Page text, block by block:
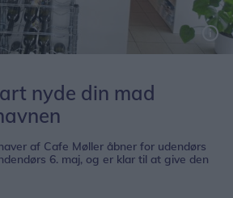
nyde din mad
af Cafe Møller åbner for udendørs
6. maj, og er klar til at give den